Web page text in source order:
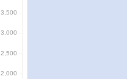
2,000
2,500
3,000
3,500